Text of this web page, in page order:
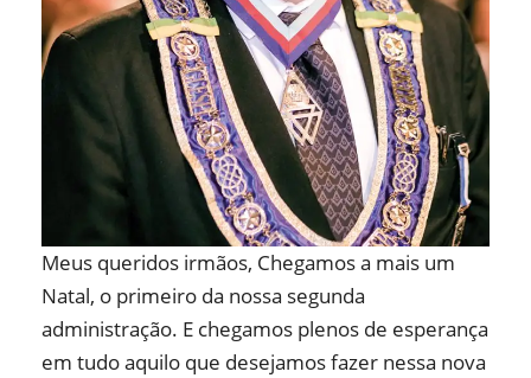
Meus queridos irmãos, Chegamos a mais um
Natal, o primeiro da nossa segunda
administração. E chegamos plenos de esperança
em tudo aquilo que desejamos fazer nessa nova